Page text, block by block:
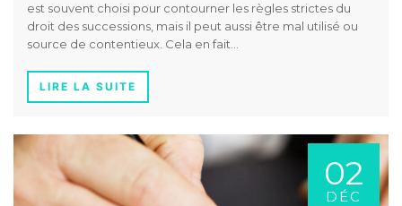
est souvent choisi pour contourner les règles strictes du
droit des successions, mais il peut aussi être mal utilisé ou
source de contentieux. Cela en fait…
LIRE LA SUITE
02
DÉC